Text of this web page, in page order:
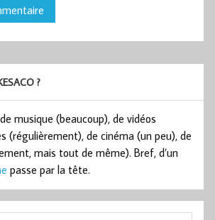
?
musique (beaucoup), de vidéos
(régulièrement), de cinéma (un peu), de
mais tout de même). Bref, d’un
passe par la tête.